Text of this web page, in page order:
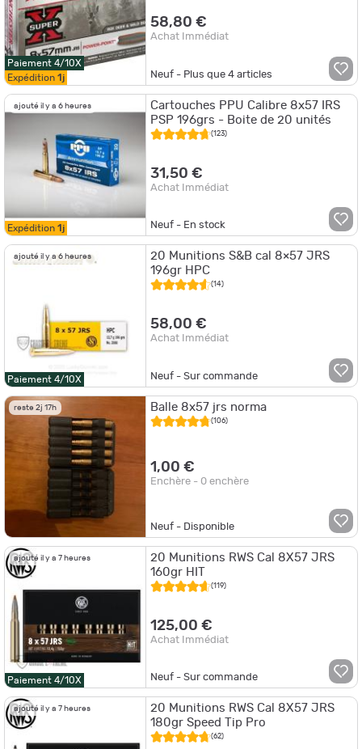
Paiement 4/10X
Expédition 1j
58,80 €
Achat Immédiat
Neuf - Plus que4 articles
ajouté il y a 6 heures
Expédition 1j
Cartouches PPU Calibre 8x57 IRS
PSP 196grs - Boite de 20 unités
(123)
31,50 €
Achat Immédiat
Neuf - En stock
ajouté il y a 6 heures
Paiement 4/10X
20 Munitions S&B cal 8×57 JRS
196gr HPC
(14)
58,00 €
Achat Immédiat
Neuf - Sur commande
reste 2j 17h Balle 8x57 jrs norma
(106)
1,00 €
Enchère - 0 enchère
Neuf - Disponible
ajouté il y a 7 heures
Paiement 4/10X
20 Munitions RWS Cal 8X57 JRS
160gr HIT
(119)
125,00 €
Achat Immédiat
Neuf - Sur commande
ajouté il y a 7 heures
20 Munitions RWS Cal 8X57 JRS
180gr Speed Tip Pro
(62)